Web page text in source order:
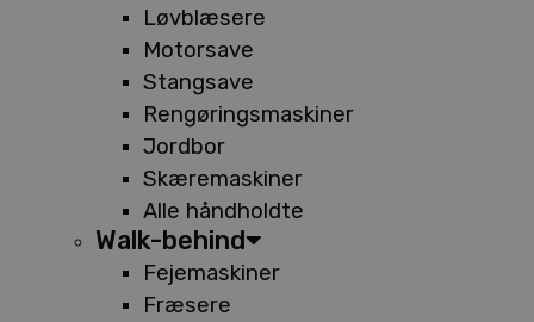
Løvblæsere
Motorsave
Stangsave
Rengøringsmaskiner
Jordbor
Skæremaskiner
Alle håndholdte
Walk-behind
Fejemaskiner
Fræsere